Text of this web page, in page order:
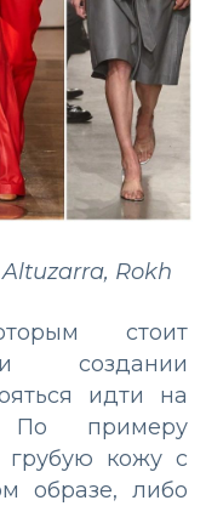
Rokh
стоит
создании
идти на
По примеру
грубую кожу с
образе, либо